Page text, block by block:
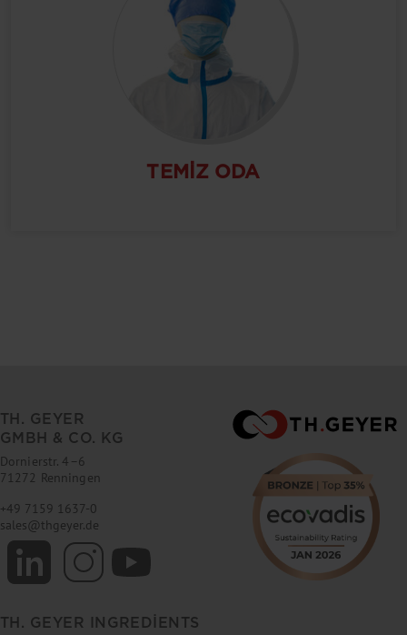
TEMIZ ODA
TH. GEYER
GMBH & CO. KG
Dornierstr. 4–6
71272 Renningen
+49 7159 1637-0
sales@thgeyer.de
TH. GEYER INGREDIENTS